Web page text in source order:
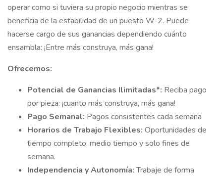
operar como si tuviera su propio negocio mientras se
beneficia de la estabilidad de un puesto W-2. Puede
hacerse cargo de sus ganancias dependiendo cuánto
ensambla: ¡Entre más construya, más gana!
Ofrecemos:
Potencial de Ganancias Ilimitadas*: Reciba pago
por pieza: ¡cuanto más construya, más gana!
Pago Semanal: Pagos consistentes cada semana
Horarios de Trabajo Flexibles: Oportunidades de
tiempo completo, medio tiempo y solo fines de
semana.
Independencia y Autonomía:Trabaje de forma